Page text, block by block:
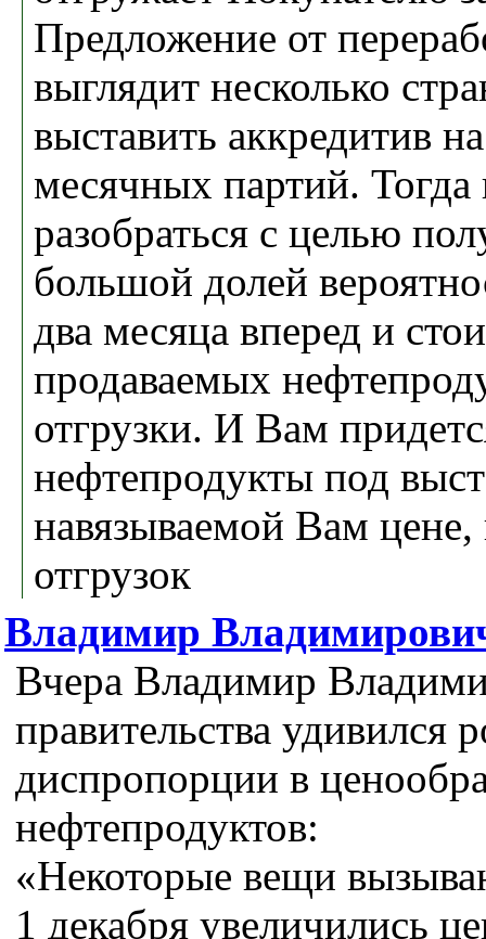
Предложение от
выглядит несколько
выставить аккредитив
месячных партий.
разобраться с целью
большой долей
два месяца вперед и
продаваемых
отгрузки. И Вам
нефтепродукты под
навязываемой Вам
отгрузок
Владимир
Вчера Владимир
правительства удивился
диспропорции в
нефтепродуктов:
«Некоторые вещи
1 декабря увеличились